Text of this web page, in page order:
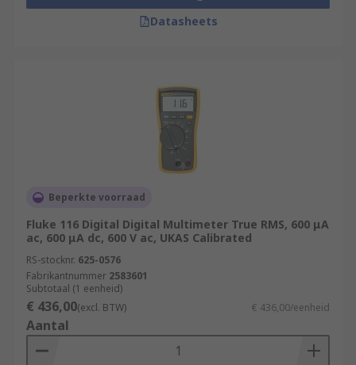
Datasheets
Beperkte voorraad
Fluke 116 Digital Digital Multimeter True RMS, 600 μA
ac, 600 μA dc, 600 V ac, UKAS Calibrated
RS-stocknr. 625-0576
Fabrikantnummer 2583601
Subtotaal (1 eenheid)
€ 436,00(excl. BTW) € 436,00/eenheid
Aantal